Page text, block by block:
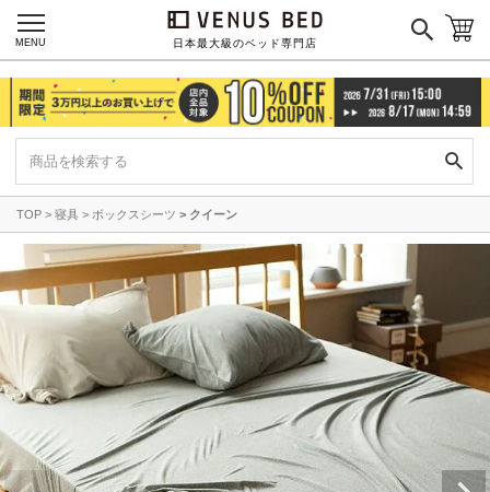
日本最大級のベッド専門店
MENU
TOP 寝具 ボックスシーツ クイーン